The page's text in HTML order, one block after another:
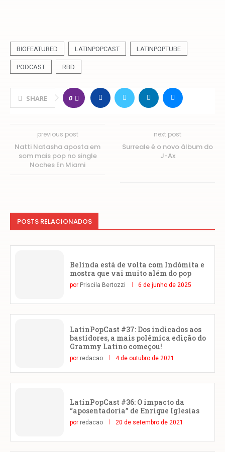
BIGFEATURED LATINPOPCAST LATINPOPTUBE
PODCAST RBD
SHARE 0
previous post
Natti Natasha aposta em
som mais pop no single
Noches En Miami
next post
Surreale é o novo álbum do
J-Ax
POSTS RELACIONADOS
Belinda está de volta com Indómita e
mostra que vai muito além do pop
por Priscila Bertozzi 6 de junho de 2025
LatinPopCast #37: Dos indicados aos
bastidores, a mais polêmica edição do
Grammy Latino começou!
por redacao 4 de outubro de 2021
LatinPopCast #36: O impacto da
“aposentadoria” de Enrique Iglesias
por redacao 20 de setembro de 2021